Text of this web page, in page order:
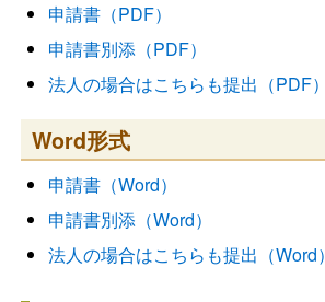
申請書（PDF）
申請書別添（PDF）
法人の場合はこちらも提出（PDF）
Word形式
申請書（Word）
申請書別添（Word）
法人の場合はこちらも提出（Word）